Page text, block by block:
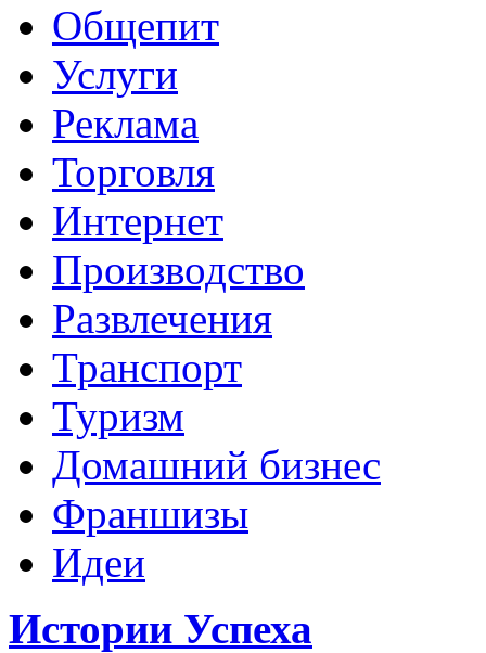
Общепит
Услуги
Реклама
Торговля
Интернет
Производство
Развлечения
Транспорт
Туризм
Домашний бизнес
Франшизы
Идеи
Истории Успеха